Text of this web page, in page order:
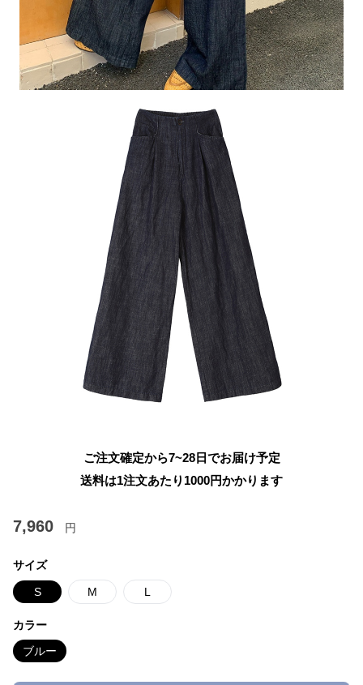
ご注文確定から7~28日でお届け予定
送料は1注文あたり 1000円かかります
7,960 円
サイズ
S M L
カラー
ブルー